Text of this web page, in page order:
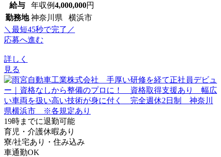
給与 年収例4,000,000円
勤務地 神奈川県 横浜市
＼最短45秒で完了／
応募へ進む
詳しく
見る
19時までに退勤可能
育児・介護休暇あり
寮/社宅あり・住み込み
車通勤OK